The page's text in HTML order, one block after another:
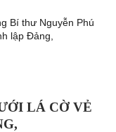
Bí thư Nguyễn Phú
lập Đảng,
LÁ CỜ VẺ